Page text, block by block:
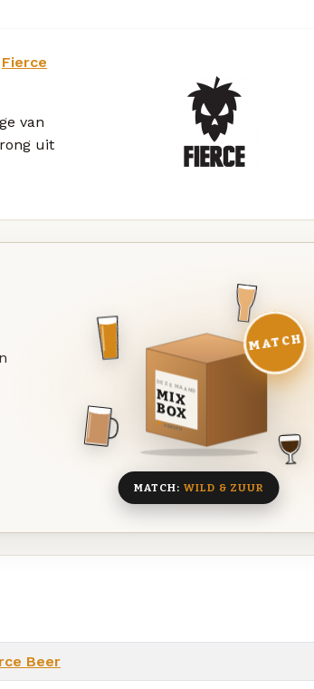
Fierce
van
uit
DEZE MAAND
MIX
BOX
8 BIEREN
MATCH
MATCH: WILD & ZUUR
Beer